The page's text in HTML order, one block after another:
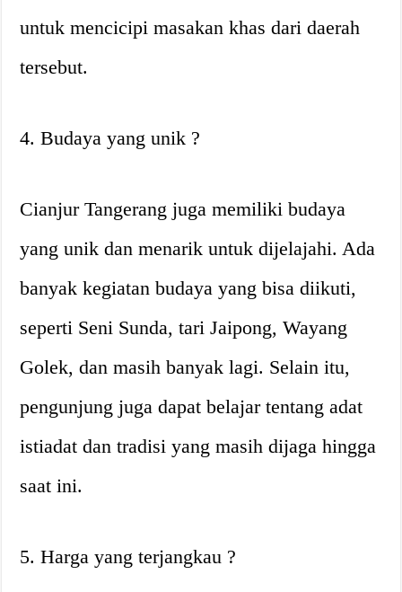
untuk mencicipi masakan khas dari daerah
tersebut.
4. Budaya yang unik ?
Cianjur Tangerang juga memiliki budaya
yang unik dan menarik untuk dijelajahi. Ada
banyak kegiatan budaya yang bisa diikuti,
seperti Seni Sunda, tari Jaipong, Wayang
Golek, dan masih banyak lagi. Selain itu,
pengunjung juga dapat belajar tentang adat
istiadat dan tradisi yang masih dijaga hingga
saat ini.
5. Harga yang terjangkau ?